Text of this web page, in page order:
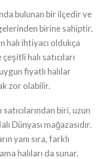
bulunan bir ilçedir ve
birine sahiptir.
ihtiyacı oldukça
halı satıcıları
fiyatlı halılar
zor olabilir.
biri, uzun
Dünyası mağazasıdır.
yanı sıra, farklı
halıları da sunar.